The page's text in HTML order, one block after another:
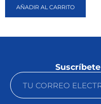
AÑADIR AL CARRITO
Suscríbete